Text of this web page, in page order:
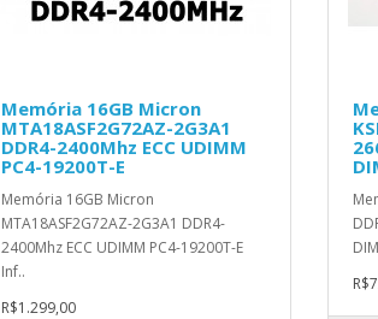
Memória 16GB Micron
MTA18ASF2G72AZ-2G3A1
DDR4-2400Mhz ECC UDIMM
PC4-19200T-E
Memória 16GB Micron
MTA18ASF2G72AZ-2G3A1 DDR4-
2400Mhz ECC UDIMM PC4-19200T-E
Inf..
R$1.299,00